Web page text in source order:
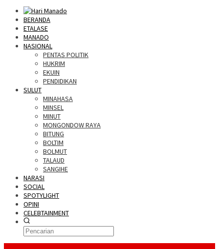
BERANDA
ETALASE
MANADO
NASIONAL
PENTAS POLITIK
HUKRIM
EKUIN
PENDIDIKAN
SULUT
MINAHASA
MINSEL
MINUT
MONGONDOW RAYA
BITUNG
BOLTIM
BOLMUT
TALAUD
SANGIHE
NARASI
SOCIAL
SPOTYLIGHT
OPINI
CELEBTAINMENT